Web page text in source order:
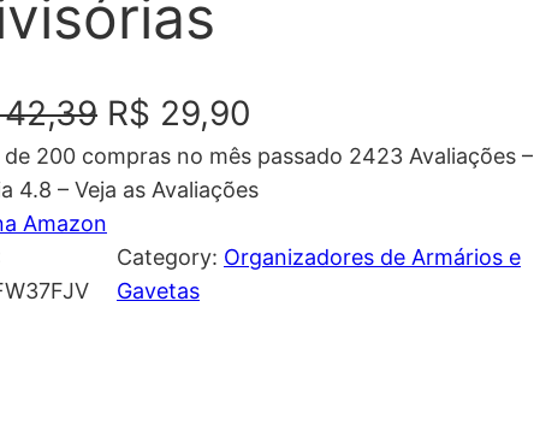
O
p
e
R$ 29,90
p
e
de 200 compras no mês passado 2423 Avaliações –
4.8 – Veja as Avaliações
Amazon
Category: Organizadores de Armários e
Gavetas